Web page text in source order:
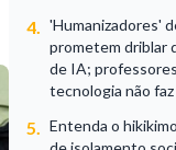
4.
'Humanizadores'
prometem driblar
de IA;
tecnologia não
5.
Entenda o